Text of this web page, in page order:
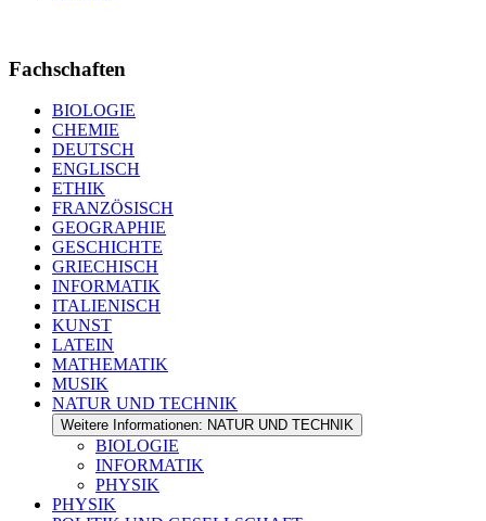
Fachschaften
BIOLOGIE
CHEMIE
DEUTSCH
ENGLISCH
ETHIK
FRANZÖSISCH
GEOGRAPHIE
GESCHICHTE
GRIECHISCH
INFORMATIK
ITALIENISCH
KUNST
LATEIN
MATHEMATIK
MUSIK
NATUR UND TECHNIK
Weitere Informationen: NATUR UND TECHNIK
BIOLOGIE
INFORMATIK
PHYSIK
PHYSIK